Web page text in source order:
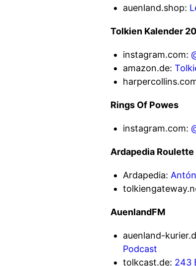
auenland.shop:
Tolkien Kalender
instagram.com:
amazon.de:
Rings Of Powes
instagram.com:
Ardapedia Roulette
Ardapedia:
AuenlandFM
auenland-
Podcast
tolkcast.de: 243